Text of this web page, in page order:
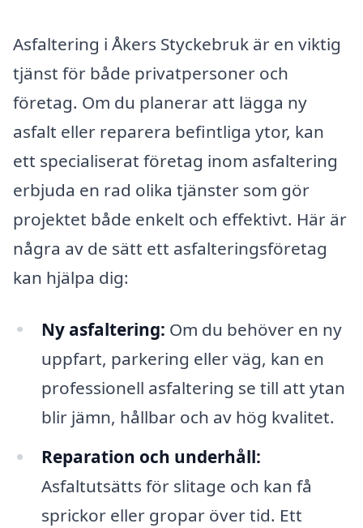
Asfaltering i Åkers Styckebruk är en viktig
tjänst för både privatpersoner och
företag. Om du planerar att lägga ny
asfalt eller reparera befintliga ytor, kan
ett specialiserat företag inom asfaltering
erbjuda en rad olika tjänster som gör
projektet både enkelt och effektivt. Här är
några av de sätt ett asfalteringsföretag
kan hjälpa dig:
Ny asfaltering: Om du behöver en ny
uppfart, parkering eller väg, kan en
professionell asfaltering se till att ytan
blir jämn, hållbar och av hög kvalitet.
Reparation och underhåll:
Asfaltutsätts för slitage och kan få
sprickor eller gropar över tid. Ett